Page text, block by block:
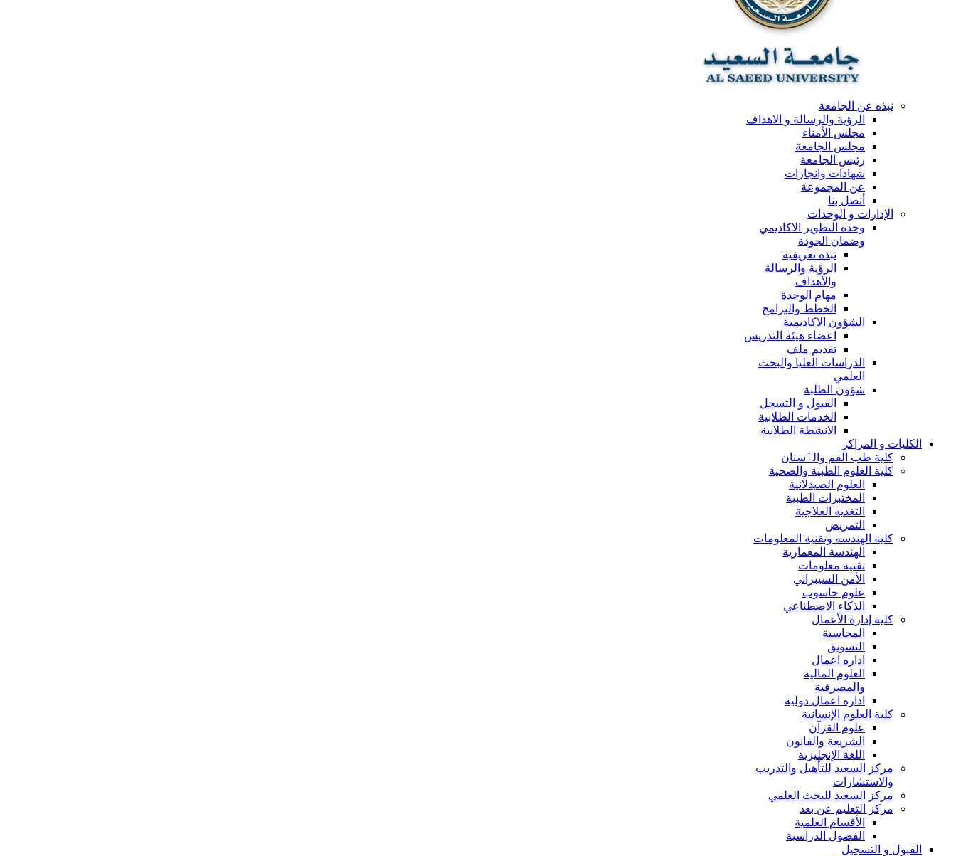
نبذه عن الجامعة
الرؤية والرسالة و الاهداف
مجلس الأمناء
مجلس الجامعة
رئيس الجامعة
شهادات وانجازات
عن المجموعة
أتصل بنا
الإدارات و الوحدات
وحدة التطوير الاكاديمي
وضمان الجودة
نبذه تعريفية
الرؤية والرسالة
والأهداف
مهام الوحدة
الخطط والبرامج
الشؤون الاكاديمية
اعضاء هيئة التدريس
تقديم ملف
الدراسات العليا والبحث
العلمي
شؤون الطلبة
القبول و التسجل
الخدمات الطلابية
الانشطة الطلابية
الكليات و المراكز
كلية طب الفم والٲسنان
كلية العلوم الطبية والصحية
العلوم الصيدلانية
المختبرات الطبية
التغذيه العلاجية
التمريض
كلية الهندسة وتقنية المعلومات
الهندسة المعمارية
تقنية معلومات
الأمن السيبراني
علوم حاسوب
الذكاء الاصطناعي
كلية إدارة الأعمال
المحاسبة
التسويق
اداره اعمال
العلوم المالية
والمصرفية
اداره اعمال دولية
كلية العلوم الإنسانية
علوم القرآن
الشريعة والقانون
اللغة الإنجليزية
مركز السعيد للتأهيل والتدريب
والاستشارات
مركز السعيد للبحث العلمي
مركز التعليم عن بعد
الأقسام العلمية
الفصول الدراسية
القبول و التسجيل